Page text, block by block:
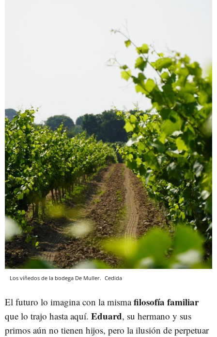
Los viñedos de la bodega De Muller. Cedida
El futuro lo imagina con la mismafilosofía familiar
que lo trajo hasta aquí. Eduard, su hermano y sus
primos aún no tienen hijos, pero la ilusión de perpetuar